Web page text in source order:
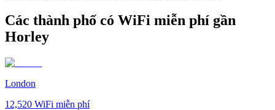
Các thành phố có WiFi miễn phí gần
Horley
London
12,520 WiFi miễn phí